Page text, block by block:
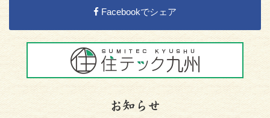
Facebookでシェア
お知らせ